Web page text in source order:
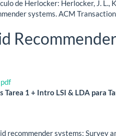
de Herlocker: Herlocker, J. L.,
systems. ACM
pdf
Tarea 1 + Intro LSI & LDA para
recommender systems: Survey